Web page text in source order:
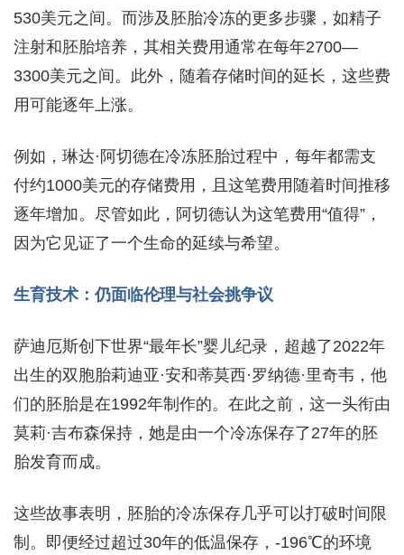
530美元之间。而涉及胚胎冷冻的更多步骤，如精子
注射和胚胎培养，其相关费用通常在每年2700—
3300美元之间。此外，随着存储时间的延长，这些费
用可能逐年上涨。
例如，琳达·阿切德在冷冻胚胎过程中，每年都需支
付约1000美元的存储费用，且这笔费用随着时间推移
逐年增加。尽管如此，阿切德认为这笔费用“值得”，
因为它见证了一个生命的延续与希望。
生育技术：仍面临伦理与社会挑争议
萨迪厄斯创下世界“最年长”婴儿纪录，超越了2022年
出生的双胞胎莉迪亚·安和蒂莫西·罗纳德·里奇韦，他
们的胚胎是在1992年制作的。在此之前，这一头衔由
莫莉·吉布森保持，她是由一个冷冻保存了27年的胚
胎发育而成。
这些故事表明，胚胎的冷冻保存几乎可以打破时间限
制。即便经过超过30年的低温保存，-196℃的环境